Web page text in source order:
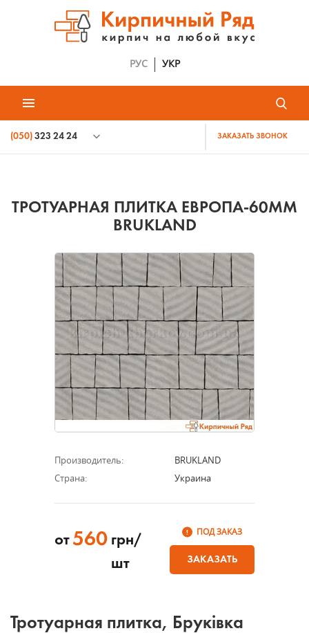
РУС УКР
(050) 323 24 24 ЗАКАЗАТЬ ЗВОНОК
ТРОТУАРНАЯ ПЛИТКА ЕВРОПА-60ММ
BRUKLAND
Производитель:
BRUKLAND
Страна:
Украина
от 560 грн/
шт
ПОД ЗАКАЗ
ЗАКАЗАТЬ
Тротуарная плитка, Бруківка